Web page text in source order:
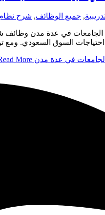
, جميع الوظائف, شرح
في عدة مدن وظائف
احتياجات السوق السعودي.
في عدة مدن